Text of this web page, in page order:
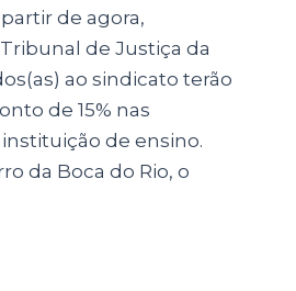
de agora,
de Justiça da
ao sindicato terão
de 15% nas
de ensino.
da Boca do Rio, o